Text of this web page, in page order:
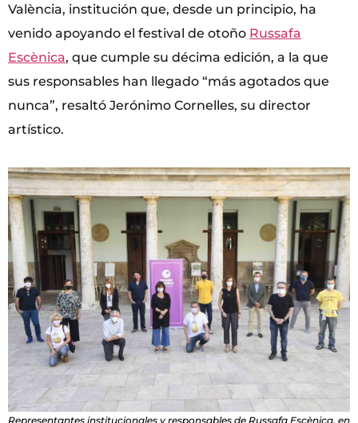
València, institución que, desde un principio, ha
venido apoyando el festival de otoño Russafa
Escènica, que cumple su décima edición, a la que
sus responsables han llegado “más agotados que
nunca”, resaltó Jerónimo Cornelles, su director
artístico.
Representantes institucionales y responsables de Russafa Escènica, en